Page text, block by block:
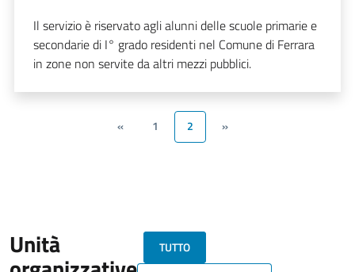
Il servizio è riservato agli alunni delle scuole primarie e
secondarie di I° grado residenti nel Comune di Ferrara
in zone non servite da altri mezzi pubblici.
« 1 2 »
Unità
TUTTO